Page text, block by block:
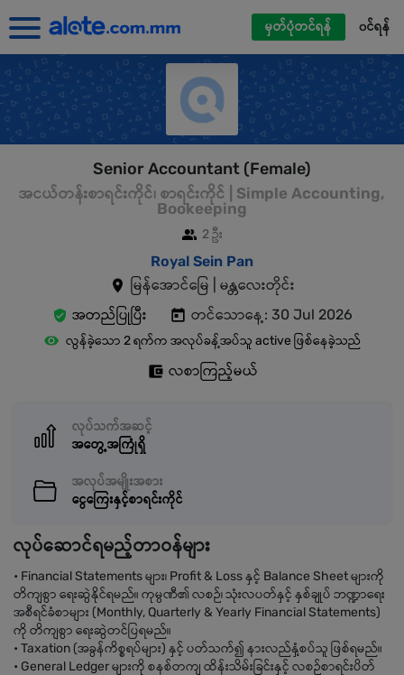
မှတ်ပုံတင်ရန် ၀င်ရန်
Senior Accountant (Female)
အငယ်တန်းစာရင်းကိုင်၊ စာရင်းကိုင် | Simple Accounting,
Bookeeping
2 ဦး
Royal Sein Pan
မြန်အောင်မြေ | မန္တလေးတိုင်း
အတည်ပြုပြီး
တင်သောနေ့: 30 Jul 2026
လွန်ခဲ့သော 2 ရက်က အလုပ်ခန့်အပ်သူ active ဖြစ်နေခဲ့သည်
လစာကြည့်မယ်
လုပ်သက်အဆင့်
အတွေ့အကြုံရှိ
အလုပ်အမျိုးအစား
ငွေကြေးနှင့်စာရင်းကိုင်
လုပ်ဆောင်ရမည့်တာဝန်များ
• Financial Statements များ၊ Profit & Loss နှင့် Balance Sheet များကို
တိကျစွာ ရေးဆွဲနိုင်ရမည်။ ကုမ္ပဏီ၏ လစဉ်၊ သုံးလပတ်နှင့် နှစ်ချုပ် ဘဏ္ဍာရေး
အစီရင်ခံစာများ (Monthly, Quarterly & Yearly Financial Statements)
ကို တိကျစွာ ရေးဆွဲတင်ပြရမည်။
• Taxation (အခွန်ကိစ္စရပ်များ) နှင့် ပတ်သက်၍ နားလည်နှံ့စပ်သူ ဖြစ်ရမည်။
• General Ledger များကို စနစ်တကျ ထိန်းသိမ်းခြင်းနှင့် လစဉ်စာရင်းပိတ်